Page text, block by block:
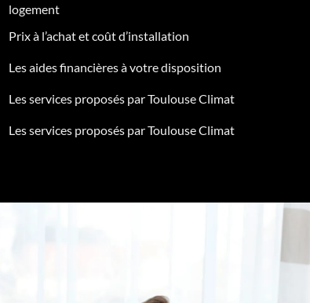
logement
Prix à l’achat et coût d’installation
Les aides financières à votre disposition
Les services proposés par Toulouse Climat
Les services proposés par Toulouse Climat